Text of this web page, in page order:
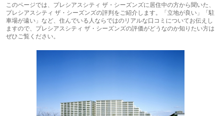
このページでは、プレシアスシティ ザ・シーズンズに居住中の方から聞いた、
プレシアスシティ ザ・シーズンズの評判をご紹介します。「立地が良い」「駐
車場が遠い」など、住んでいる人ならではのリアルな口コミについてお伝えし
ますので、プレシアスシティ ザ・シーズンズの評価がどうなのか知りたい方は
ぜひご覧ください。